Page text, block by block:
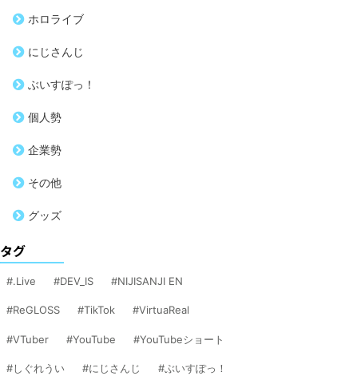
ホロライブ
にじさんじ
ぶいすぽっ！
個人勢
企業勢
その他
グッズ
タグ
.Live DEV_IS NIJISANJI EN
ReGLOSS TikTok VirtuaReal
VTuber YouTube YouTubeショート
しぐれうい にじさんじ ぶいすぽっ！